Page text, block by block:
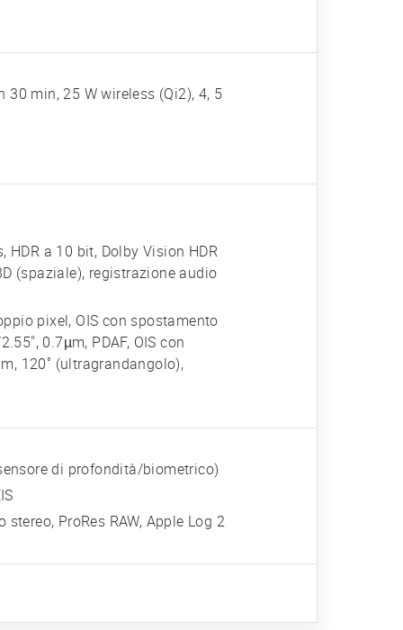
30 min, 25 W wireless (Qi2), 4, 5
a 10 bit, Dolby Vision HDR
(spaziale), registrazione audio
pixel, OIS con spostamento
0.7µm, PDAF, OIS con
120˚ (ultragrandangolo),
di profondità/biometrico)
ProRes RAW, Apple Log 2